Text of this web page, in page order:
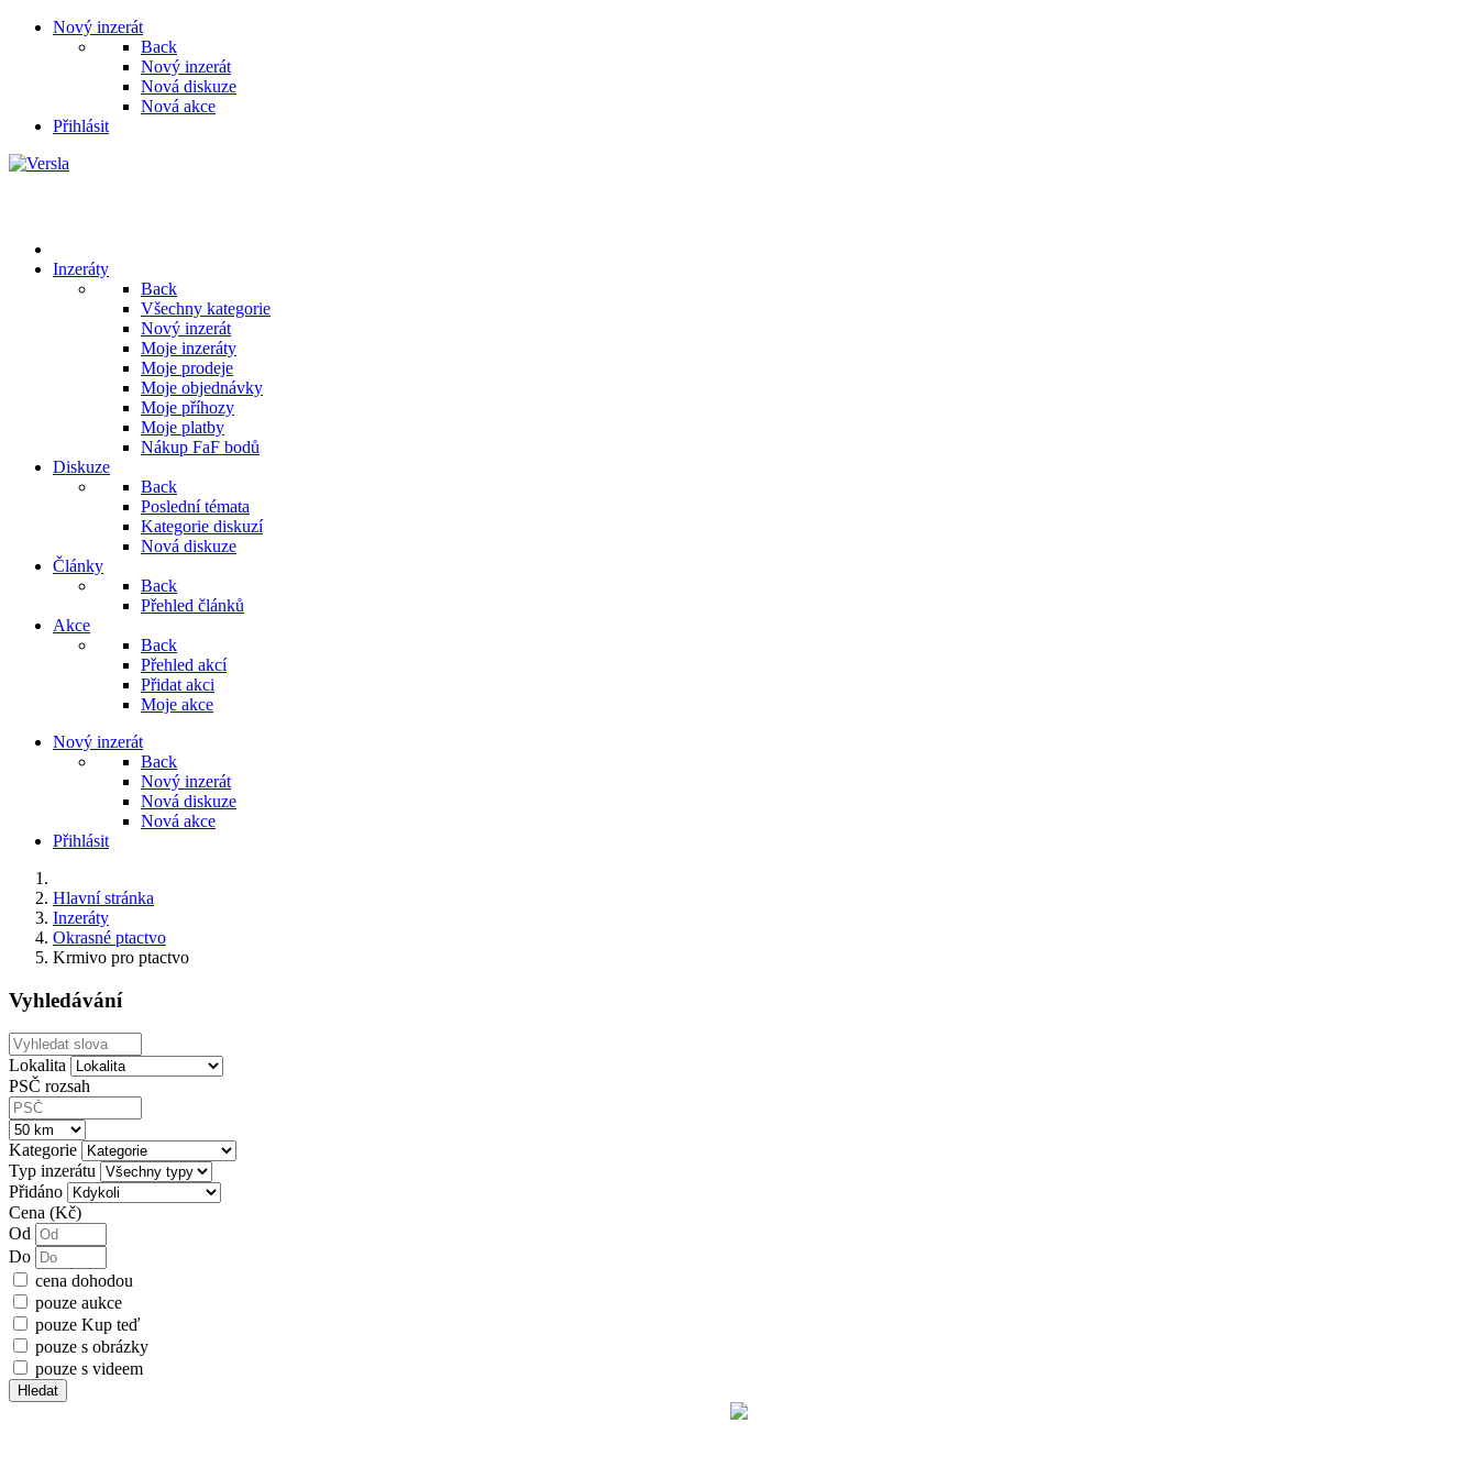
Nový inzerát
Back
Nový inzerát
Nová diskuze
Nová akce
Přihlásit
Inzeráty
Back
Všechny kategorie
Nový inzerát
Moje inzeráty
Moje prodeje
Moje objednávky
Moje příhozy
Moje platby
Nákup FaF bodů
Diskuze
Back
Poslední témata
Kategorie diskuzí
Nová diskuze
Články
Back
Přehled článků
Akce
Back
Přehled akcí
Přidat akci
Moje akce
Nový inzerát
Back
Nový inzerát
Nová diskuze
Nová akce
Přihlásit
Hlavní stránka
Inzeráty
Okrasné ptactvo
Krmivo pro ptactvo
Vyhledávání
Lokalita
PSČ rozsah
Kategorie
Typ inzerátu
Přidáno
Cena (Kč)
Od
Do
cena dohodou
pouze aukce
pouze Kup teď
pouze s obrázky
pouze s videem
Hledat